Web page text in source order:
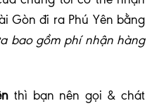
Gòn đi ra Phú Yên bằng
bao gồm phí nhận hàng
thì bạn nên gọi & chát